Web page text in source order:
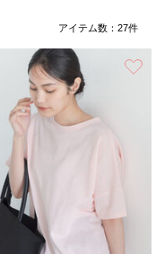
アイテム数： 27件